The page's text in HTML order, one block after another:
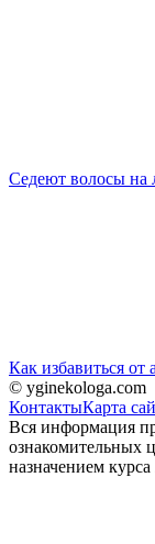
Седеют волосы на
Как избавиться от
© yginekologa.com
КонтактыКарта
Вся информация
ознакомительных
назначением